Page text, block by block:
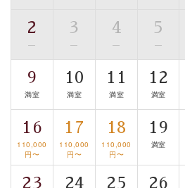
す。
※男性大浴場までのご移動には階
ご了承のほどお願いいたします。
■貸切温泉風呂 （40分2000円）
眺望はございませんが、源泉掛
む貸切温泉風呂です。ゆったり
トな空間をお愉しみください。
【旅】
2
—
3
—
4
—
5
—
9
満室
10
満室
11
満室
12
満室
16
110,000
円〜
17
110,000
円〜
18
110,000
円〜
19
満室
23 24 25 26